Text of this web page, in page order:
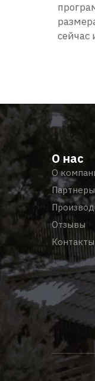
сейчас
О нас
О
Партнеры
Отзывы
Контакты